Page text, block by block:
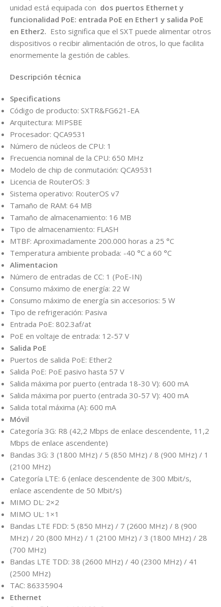
unidad está equipada con dos puertos Ethernet y
funcionalidad PoE: entrada PoE en Ether1 y salida PoE
en Ether2. Esto significa que el SXT puede alimentar otros
dispositivos o recibir alimentación de otros, lo que facilita
enormemente la gestión de cables.
Descripción técnica
Specifications
Código de producto: SXTR&FG621-EA
Arquitectura: MIPSBE
Procesador: QCA9531
Número de núcleos de CPU: 1
Frecuencia nominal de la CPU: 650 MHz
Modelo de chip de conmutación: QCA9531
Licencia de RouterOS: 3
Sistema operativo: RouterOS v7
Tamaño de RAM: 64 MB
Tamaño de almacenamiento: 16 MB
Tipo de almacenamiento: FLASH
MTBF: Aproximadamente 200.000 horas a 25 °C
Temperatura ambiente probada: -40 °C a 60 °C
Alimentacion
Número de entradas de CC: 1 (PoE-IN)
Consumo máximo de energía: 22 W
Consumo máximo de energía sin accesorios: 5 W
Tipo de refrigeración: Pasiva
Entrada PoE: 802.3af/at
PoE en voltaje de entrada: 12-57 V
Salida PoE
Puertos de salida PoE: Ether2
Salida PoE: PoE pasivo hasta 57 V
Salida máxima por puerto (entrada 18-30 V): 600 mA
Salida máxima por puerto (entrada 30-57 V): 400 mA
Salida total máxima (A): 600 mA
Móvil
Categoría 3G: R8 (42,2 Mbps de enlace descendente, 11,2
Mbps de enlace ascendente)
Bandas 3G: 3 (1800 MHz) / 5 (850 MHz) / 8 (900 MHz) / 1
(2100 MHz)
Categoría LTE: 6 (enlace descendente de 300 Mbit/s,
enlace ascendente de 50 Mbit/s)
MIMO DL: 2×2
MIMO UL: 1×1
Bandas LTE FDD: 5 (850 MHz) / 7 (2600 MHz) / 8 (900
MHz) / 20 (800 MHz) / 1 (2100 MHz) / 3 (1800 MHz) / 28
(700 MHz)
Bandas LTE TDD: 38 (2600 MHz) / 40 (2300 MHz) / 41
(2500 MHz)
TAC: 86335904
Ethernet